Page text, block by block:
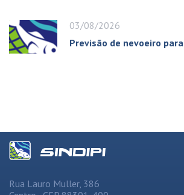
03/08/2026
Previsão de nevoeiro
Rua Lauro Muller, 386